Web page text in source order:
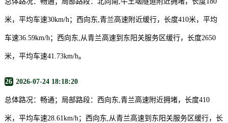
米，平均车速30km/h；西向东,青兰高速附近缓行，长度410米，平均
车速36.59km/h；西向东,从青兰高速到东阳关服务区缓行，长度2650
米，平均车速41.73km/h。
26 2026-07-24 18:18:20
总体路况：畅通；局部路段：西向东,青兰高速附近拥堵，长度410
米，平均车速28.61km/h；西向东,从青兰高速到东阳关服务区缓行，长